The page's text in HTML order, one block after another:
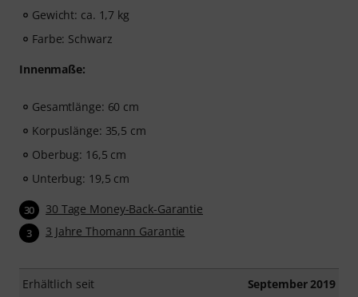
Gewicht: ca. 1,7 kg
Farbe: Schwarz
Innenmaße:
Gesamtlänge: 60 cm
Korpuslänge: 35,5 cm
Oberbug: 16,5 cm
Unterbug: 19,5 cm
30 30 Tage Money-Back-Garantie
3 3 Jahre Thomann Garantie
Erhältlich seit September 2019